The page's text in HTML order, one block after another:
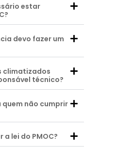
estar
devo fazer um
climatizados
técnico?
não cumprir
lei do PMOC?